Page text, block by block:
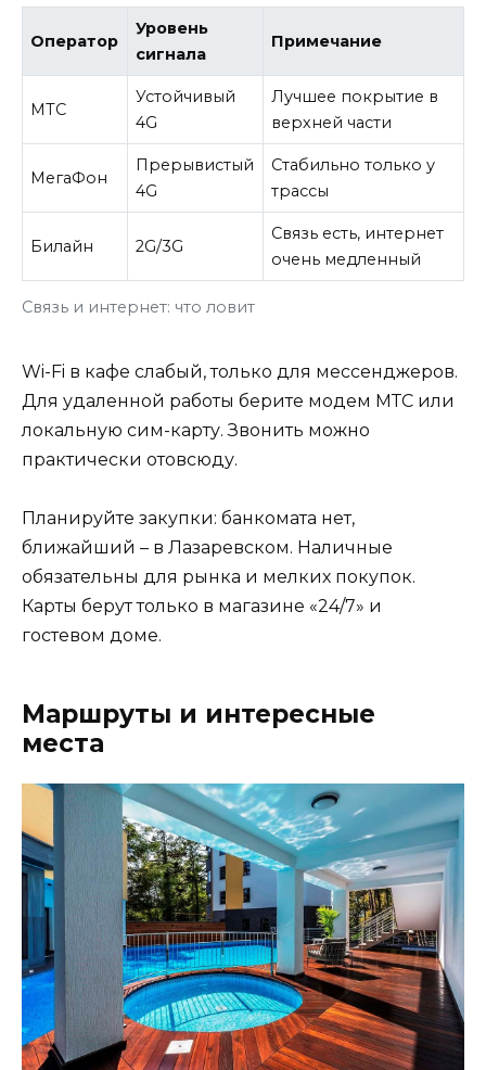
Связь и интернет: что ловит
Оператор
Уровень
сигнала
Примечание
МТС
Устойчивый
4G
Лучшее покрытие в
верхней части
МегаФон
Прерывистый
4G
Стабильно только у
трассы
Билайн 2G/3G
Связь есть, интернет
очень медленный
Wi-Fi в кафе слабый, только для мессенджеров.
Для удаленной работы берите модем МТС или
локальную сим-карту. Звонить можно
практически отовсюду.
Планируйте закупки: банкомата нет,
ближайший – в Лазаревском. Наличные
обязательны для рынка и мелких покупок.
Карты берут только в магазине «24/7» и
гостевом доме.
Маршруты и интересные
места